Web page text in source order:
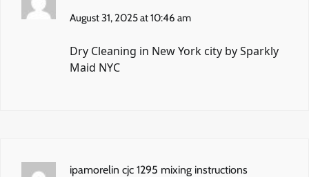
August 31, 2025 at 10:46 am
Dry Cleaning in New York city by Sparkly
Maid NYC
ipamorelin cjc 1295 mixing instructions